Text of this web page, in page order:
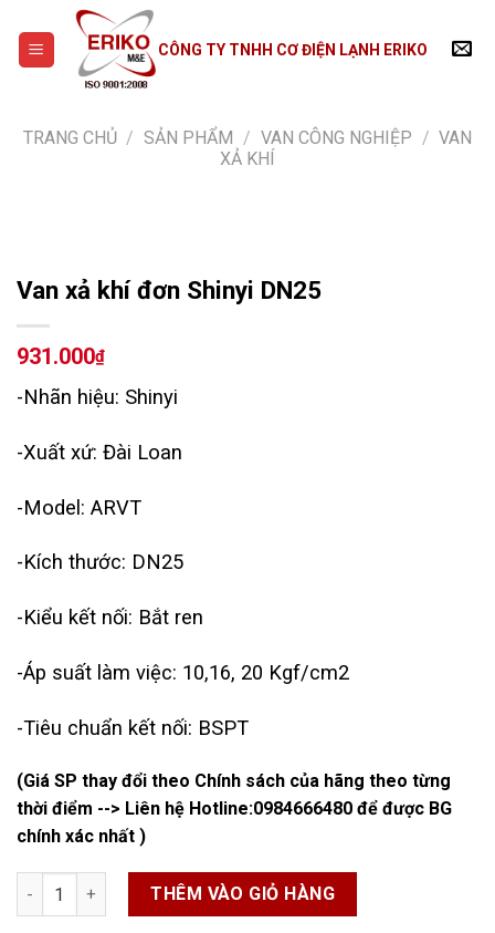
content
CÔNG TY TNHH CƠ ĐIỆN LẠNH ERIKO
TRANG CHỦ / SẢN PHẨM / VAN CÔNG NGHIỆP / VAN
XẢ KHÍ
Van xả khí đơn Shinyi DN25
931.000₫
-Nhãn hiệu: Shinyi
-Xuất xứ: Đài Loan
-Model: ARVT
-Kích thước: DN25
-Kiểu kết nối: Bắt ren
-Áp suất làm việc: 10,16, 20 Kgf/cm2
-Tiêu chuẩn kết nối: BSPT
(Giá SP thay đổi theo Chính sách của hãng theo từng
thời điểm --> Liên hệ Hotline:0984666480 để được BG
chính xác nhất )
Van xả khí đơn Shinyi DN25 số lượng
THÊM VÀO GIỎ HÀNG